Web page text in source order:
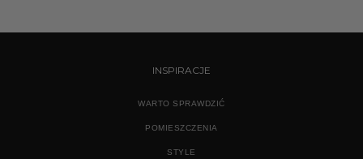
INSPIRACJE
WARTO SPRAWDZIĆ
POMIESZCZENIA
STYLE